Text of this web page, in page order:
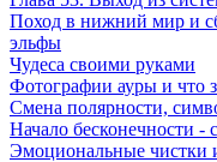
Поход в нижний мир и
эльфы
Чудеса своими руками
Фотографии ауры и что
Смена полярности,
Начало бесконечности -
Эмоциональные чистки